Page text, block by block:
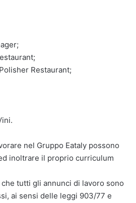
Restaurant;
nel Gruppo Eataly possono
inoltrare il proprio curriculum
tutti gli annunci di lavoro sono
ai sensi delle leggi 903/77 e